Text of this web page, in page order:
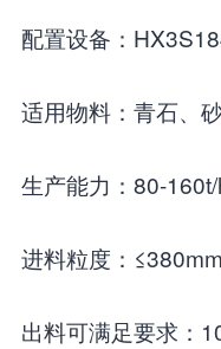
配置设备：
适用物料：青石、
生产能力：80-
进料粒度：≤380mm
出料可满足要求：